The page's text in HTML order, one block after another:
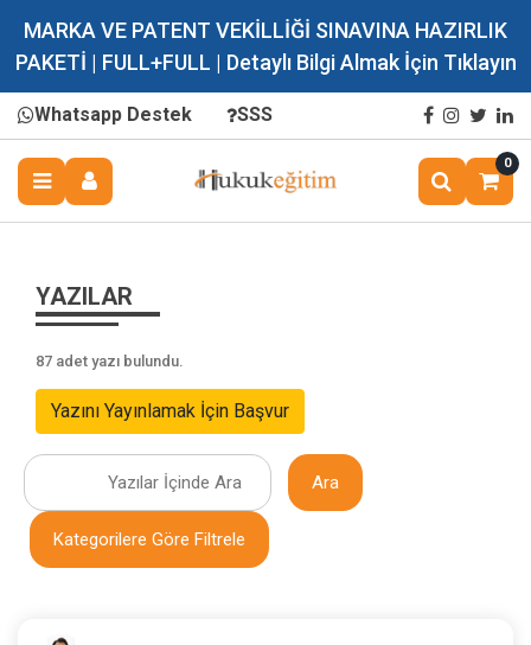
MARKA VE PATENT VEKİLLİĞİ SINAVINA HAZIRLIK
PAKETİ | FULL+FULL | Detaylı Bilgi Almak İçin Tıklayın
Whatsapp Destek SSS
0
YAZILAR
87 adet yazı bulundu.
Yazını Yayınlamak İçin Başvur
Ara
Kategorilere Göre Filtrele